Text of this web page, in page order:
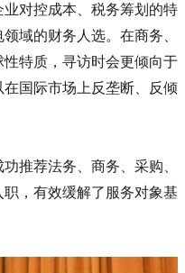
对控成本、税务筹划的特
域的财务人选。在商务、
特质，寻访时会更倾向于
国际市场上反垄断、反倾
推荐法务、商务、采购、
，有效缓解了服务对象基